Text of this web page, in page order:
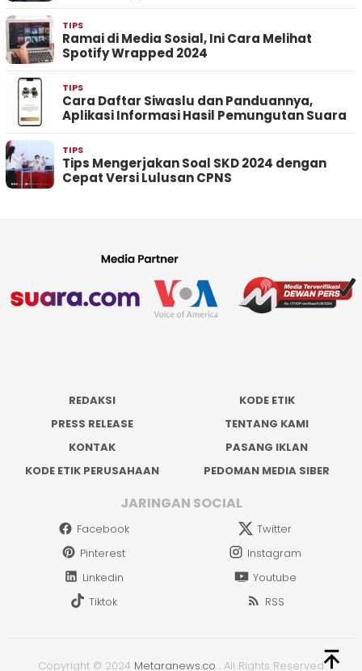
TIPS
Ramai di Media Sosial, Ini Cara Melihat
Spotify Wrapped 2024
TIPS
Cara Daftar Siwaslu dan Panduannya,
Aplikasi Informasi Hasil Pemungutan Suara
TIPS
Tips Mengerjakan Soal SKD 2024 dengan
Cepat Versi Lulusan CPNS
REDAKSI
KODE ETIK
PRESS RELEASE
TENTANG KAMI
KONTAK
PASANG IKLAN
KODE ETIK PERUSAHAAN
PEDOMAN MEDIA SIBER
JARINGAN SOCIAL
Facebook
Twitter
Pinterest
Instagram
Linkedin
Youtube
Tiktok
RSS
Copyright © 2024 Metaranews.co . All Rights Reserved